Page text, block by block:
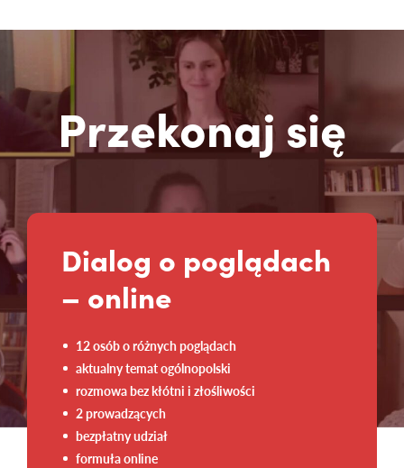
Przekonaj się
Dialog o poglądach
– online
12 osób o różnych poglądach
aktualny temat ogólnopolski
rozmowa bez kłótni i złośliwości
2 prowadzących
bezpłatny udział
formuła online